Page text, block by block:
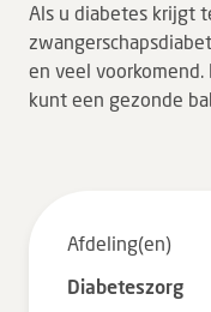
Bloedafname
Kinderwebsite
Onderzoeken
Tarieven en
Uw ervaring telt
Als u diabetes krijgt
en veel
kunt een gezonde
Afdeling(en)
Diabeteszorg